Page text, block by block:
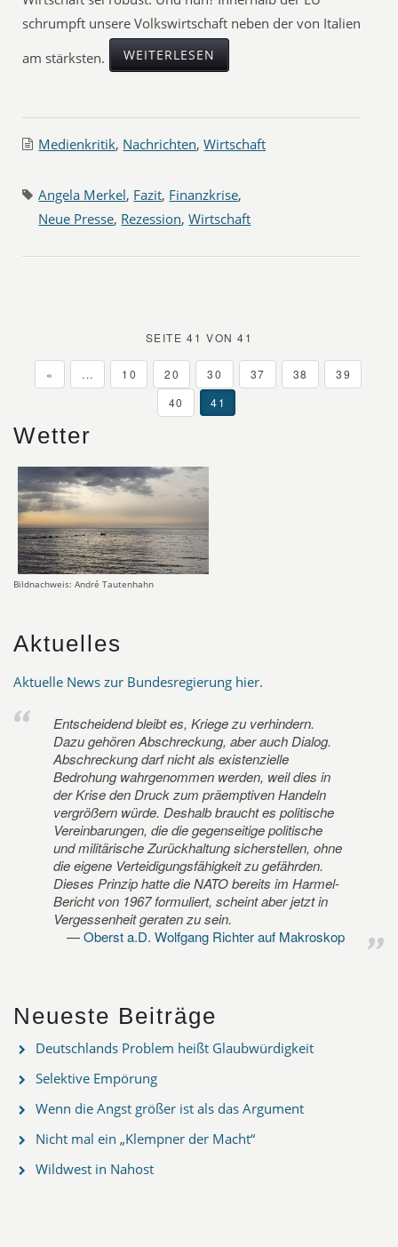
schrumpft unsere Volkswirtschaft neben der von Italien
am stärksten.
WEITERLESEN
Medienkritik, Nachrichten,Wirtschaft
Angela Merkel, Fazit, Finanzkrise,
Neue Presse, Rezession,Wirtschaft
SEITE 41 VON 41
« ... 10 20 30 37 38
39
40
41
Wetter
Bildnachweis: André Tautenhahn
Aktuelles
Aktuelle News zur Bundesregierung hier.
Entscheidend bleibt es, Kriege zu verhindern.
Dazu gehören Abschreckung, aber auch Dialog.
Abschreckung darf nicht als existenzielle
Bedrohung wahrgenommen werden, weil dies in
der Krise den Druck zum präemptiven Handeln
vergrößern würde. Deshalb braucht es politische
Vereinbarungen, die die gegenseitige politische
und militärische Zurückhaltung sicherstellen, ohne
die eigene Verteidigungsfähigkeit zu gefährden.
Dieses Prinzip hatte die NATO bereits im Harmel-
Bericht von 1967 formuliert, scheint aber jetzt in
Vergessenheit geraten zu sein.
Oberst a.D. Wolfgang Richter auf Makroskop
Neueste Beiträge
Deutschlands Problem heißt Glaubwürdigkeit
Selektive Empörung
Wenn die Angst größer ist als das Argument
Nicht mal ein „Klempner der Macht“
Wildwest in Nahost